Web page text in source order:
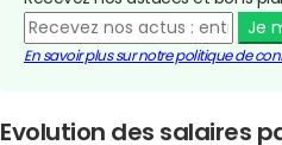
Je
En savoir plus sur notre politique de
Evolution des salaires